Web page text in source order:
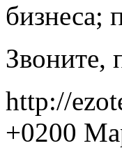
бизнеса;
Звоните,
http://
+0200